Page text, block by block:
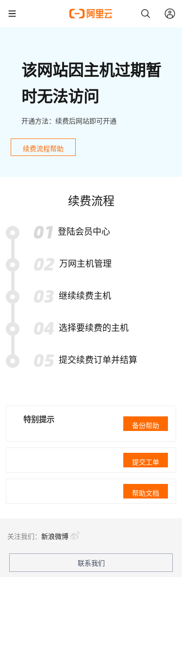
该网站因主机过期暂
时无法访问
开通方法：续费后网站即可开通
续费流程帮助
续费流程
登陆会员中心
万网主机管理
继续续费主机
选择要续费的主机
提交续费订单并结算
特别提示
备份帮助
提交工单
帮助文档